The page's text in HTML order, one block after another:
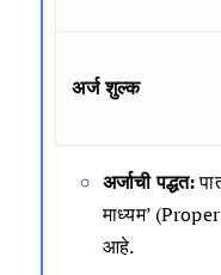
अर्ज शुल्क
अर्जाची पद्धत:
माध्यम’
आहे.